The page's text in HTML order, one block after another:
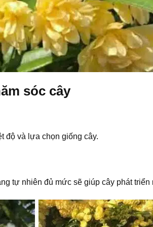
sóc cây
độ và lựa chọn giống cây.
tự nhiên đủ mức sẽ giúp cây phát